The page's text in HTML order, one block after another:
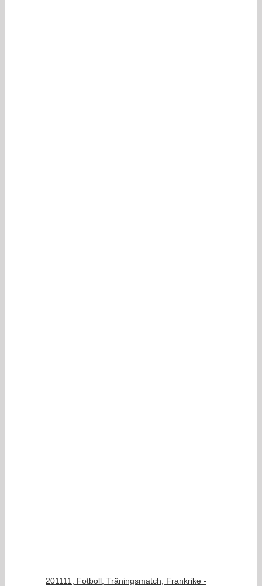
201111, Fotboll, Träningsmatch, Frankrike -